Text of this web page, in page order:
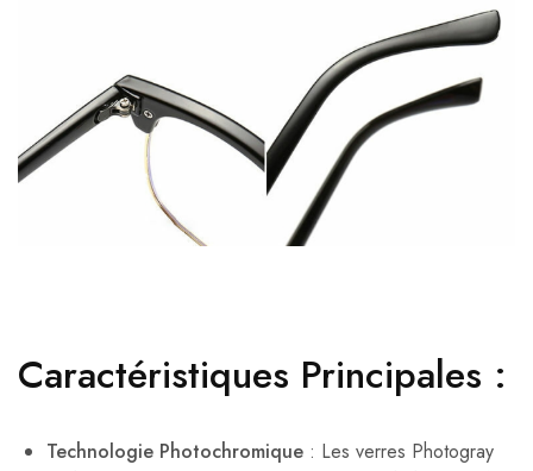
Caractéristiques Principales :
Technologie Photochromique : Les verres Photogray